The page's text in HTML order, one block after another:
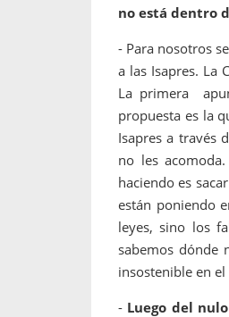
no está dentro
- Para nosotros
a las Isapres. La
La primera
propuesta es la
Isapres a través
no les
haciendo es
están poniendo
leyes, sino los
sabemos dónde
insostenible en
- Luego del